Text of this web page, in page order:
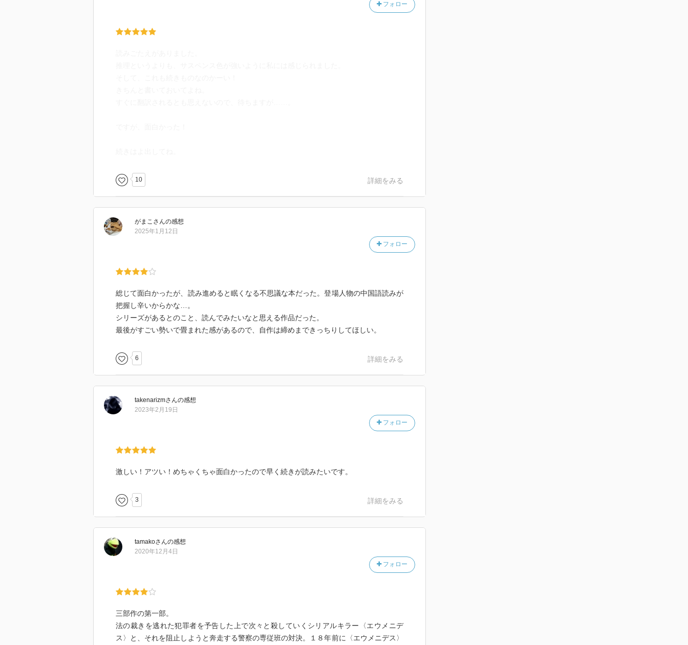
フォロー
10 詳細をみる
がまこ さんの感想
フォロー
2025年1月12日
総じて面白かったが、読み進めると眠くなる不思議な本だった。登場人物の中国語読みが
把握し辛いからかな…。
シリーズがあるとのこと、読んでみたいなと思える作品だった。
最後がすごい勢いで畳まれた感があるので、自作は締めまできっちりしてほしい。
6 詳細をみる
takenarizmさんの感想
フォロー
2023年2月19日
激しい！アツい！めちゃくちゃ面白かったので早く続きが読みたいです。
3 詳細をみる
tamakoさんの感想
フォロー
2020年12月4日
三部作の第一部。
法の裁きを逃れた犯罪者を予告した上で次々と殺していくシリアルキラー〈エウメニデ
ス〉と、それを阻止しようと奔走する警察の専従班の対決。１８年前に〈エウメニデス〉